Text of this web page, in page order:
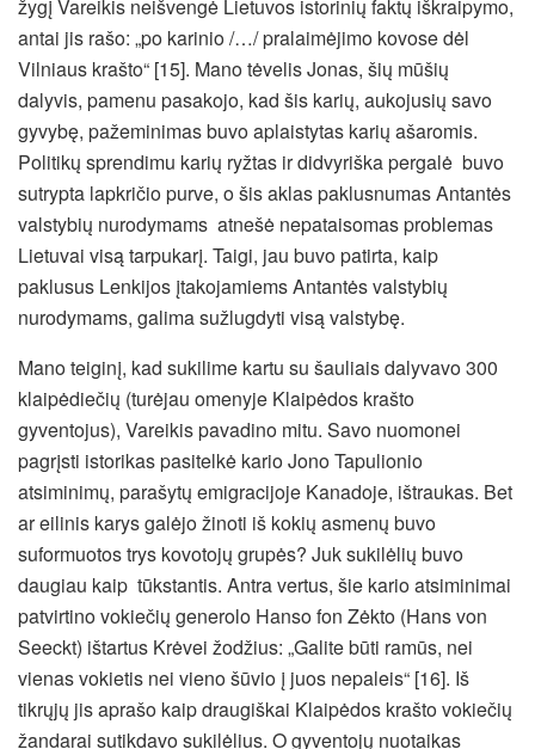
žygį Vareikis neišvengė Lietuvos istorinių faktų iškraipymo,
antai jis rašo: „po karinio /…/ pralaimėjimo kovose dėl
Vilniaus krašto“ [15]. Mano tėvelis Jonas, šių mūšių
dalyvis, pamenu pasakojo, kad šis karių, aukojusių savo
gyvybę, pažeminimas buvo aplaistytas karių ašaromis.
Politikų sprendimu karių ryžtas ir didvyriška pergalė buvo
sutrypta lapkričio purve, o šis aklas paklusnumas Antantės
valstybių nurodymams atnešė nepataisomas problemas
Lietuvai visą tarpukarį. Taigi, jau buvo patirta, kaip
paklusus Lenkijos įtakojamiems Antantės valstybių
nurodymams, galima sužlugdyti visą valstybę.
Mano teiginį, kad sukilime kartu su šauliais dalyvavo 300
klaipėdiečių (turėjau omenyje Klaipėdos krašto
gyventojus), Vareikis pavadino mitu. Savo nuomonei
pagrįsti istorikas pasitelkė kario Jono Tapulionio
atsiminimų, parašytų emigracijoje Kanadoje, ištraukas. Bet
ar eilinis karys galėjo žinoti iš kokių asmenų buvo
suformuotos trys kovotojų grupės? Juk sukilėlių buvo
daugiau kaip tūkstantis. Antra vertus, šie kario atsiminimai
patvirtino vokiečių generolo Hanso fon Zėkto (Hans von
Seeckt) ištartus Krėvei žodžius: „Galite būti ramūs, nei
vienas vokietis nei vieno šūvio į juos nepaleis“ [16]. Iš
tikrųjų jis aprašo kaip draugiškai Klaipėdos krašto vokiečių
žandarai sutikdavo sukilėlius. O gyventojų nuotaikas